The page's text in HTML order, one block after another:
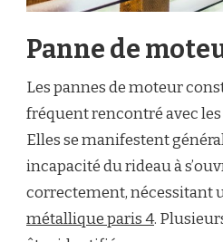
Panne de
Les pannes de moteur
fréquent rencontré avec
Elles se manifestent
incapacité du rideau à
correctement, nécessitant
métallique paris 4.